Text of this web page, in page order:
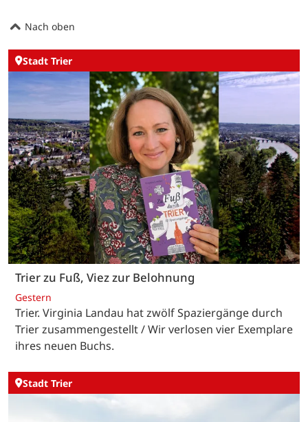
Nach oben
Stadt Trier
Trier zu Fuß, Viez zur Belohnung
Gestern
Trier. Virginia Landau hat zwölf Spaziergänge durch
Trier zusammengestellt / Wir verlosen vier Exemplare
ihres neuen Buchs.
Stadt Trier